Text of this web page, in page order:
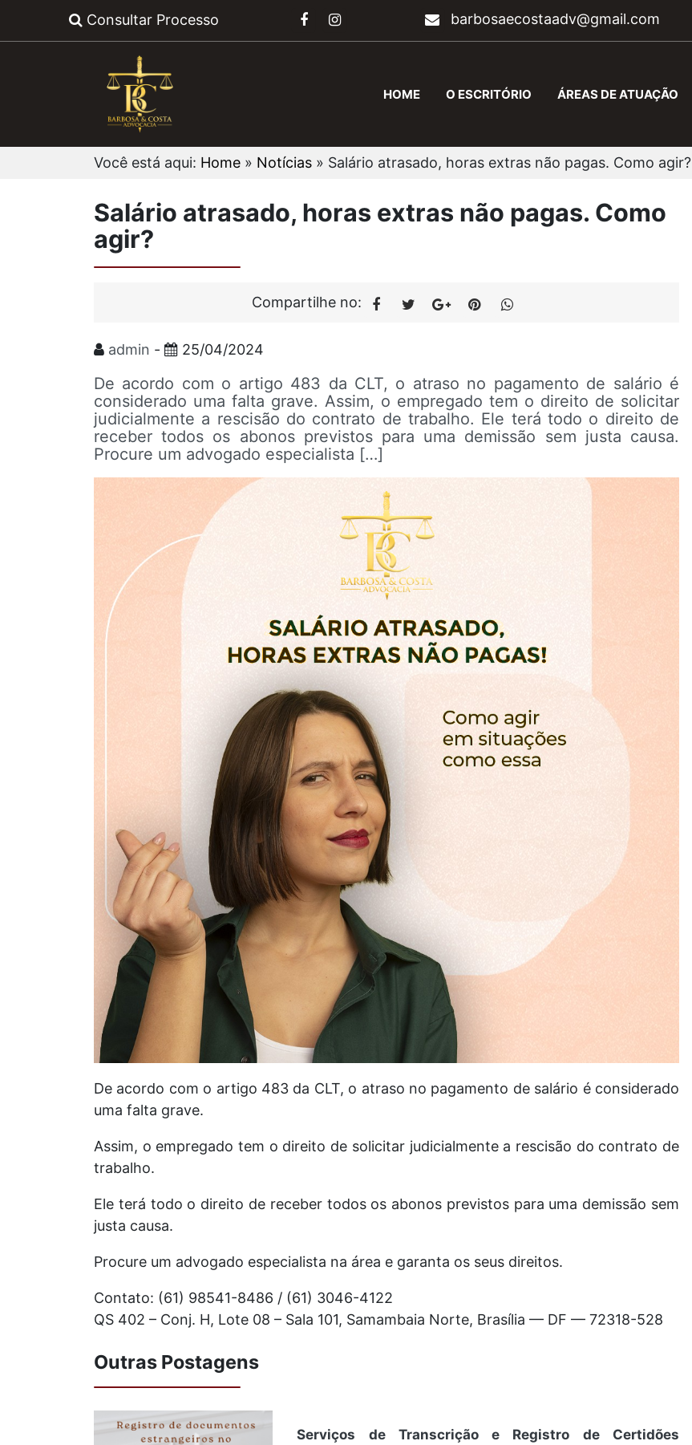
Consultar Processo barbosaecostaadv@gmail.com
HOME O ESCRITÓRIO ÁREAS DE ATUAÇÃO
Você está aqui: Home » Notícias » Salário atrasado, horas extras não pagas. Como agir?
Salário atrasado, horas extras não pagas. Como
agir?
Compartilhe no:
admin - 25/04/2024
De acordo com o artigo 483 da CLT, o atraso no pagamento de salário é
considerado uma falta grave. Assim, o empregado tem o direito de solicitar
judicialmente a rescisão do contrato de trabalho. Ele terá todo o direito de
receber todos os abonos previstos para uma demissão sem justa causa.
Procure um advogado especialista […]
De acordo com o artigo 483 da CLT, o atraso no pagamento de salário é considerado
uma falta grave.
Assim, o empregado tem o direito de solicitar judicialmente a rescisão do contrato de
trabalho.
Ele terá todo o direito de receber todos os abonos previstos para uma demissão sem
justa causa.
Procure um advogado especialista na área e garanta os seus direitos.
Contato: (61) 98541-8486 / (61) 3046-4122
QS 402 – Conj. H, Lote 08 – Sala 101, Samambaia Norte, Brasília — DF — 72318-528
Outras Postagens
Serviços de Transcrição e Registro de Certidões